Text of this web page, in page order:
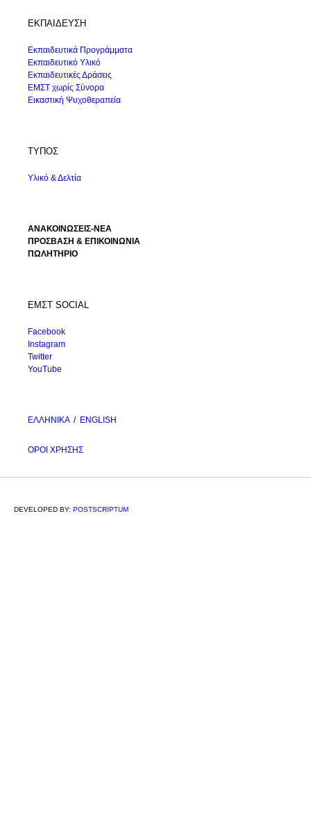
ΕΚΠΑΙΔΕΥΣΗ
Εκπαιδευτικά Προγράμματα
Εκπαιδευτικό Υλικό
Εκπαιδευτικές Δράσεις
ΕΜΣΤ χωρίς Σύνορα
Εικαστική Ψυχοθεραπεία
ΤΥΠΟΣ
Υλικό & Δελτία
ΑΝΑΚΟΙΝΩΣΕΙΣ-ΝΕΑ
ΠΡΟΣΒΑΣΗ & ΕΠΙΚΟΙΝΩΝΙΑ
ΠΩΛΗΤΗΡΙΟ
ΕΜΣΤ SOCIAL
Facebook
Instagram
Twitter
YouTube
ΕΛΛΗΝΙΚΑ / ΕΝGLISH
ΟΡΟΙ ΧΡΗΣΗΣ
DEVELOPED BY: POSTSCRIPTUM